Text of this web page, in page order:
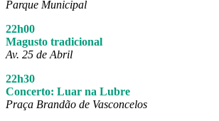
Parque Municipal
22h00
Magusto tradicional
Av. 25 de Abril
22h30
Concerto: Luar na Lubre
Praça Brandão de Vasconcelos